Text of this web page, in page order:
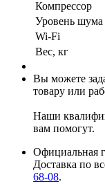
Компрессор
Уровень шума
Wi-Fi
Вес, кг
Вы можете
товару или
Наши
вам помогут.
Официальная
Доставка по
68-08.